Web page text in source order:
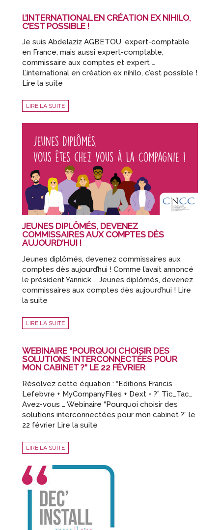
L’INTERNATIONAL EN CRÉATION EX NIHILO,
C’EST POSSIBLE !
Je suis Abdelaziz AGBETOU, expert-comptable
en France, mais aussi expert-comptable,
commissaire aux comptes et expert …
L’international en création ex nihilo, c’est possible !
Lire la suite
LIRE LA SUITE
JEUNES DIPLÔMÉS, DEVENEZ
COMMISSAIRES AUX COMPTES DÈS
AUJOURD’HUI !
Jeunes diplômés, devenez commissaires aux
comptes dès aujourd’hui ! Comme l’avait annoncé
le président Yannick … Jeunes diplômés, devenez
commissaires aux comptes dès aujourd’hui ! Lire
la suite
LIRE LA SUITE
WEBINAIRE “POURQUOI CHOISIR DES
SOLUTIONS INTERCONNECTÉES POUR
MON CABINET ?” LE 22 FÉVRIER
Résolvez cette équation : “Editions Francis
Lefebvre + MyCompanyFiles + Dext = ?” Tic…Tac…
Avez-vous … Webinaire “Pourquoi choisir des
solutions interconnectées pour mon cabinet ?” le
22 février Lire la suite
LIRE LA SUITE